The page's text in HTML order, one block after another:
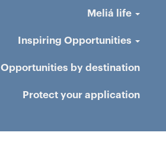
Meliá life
Inspiring Opportunities
Opportunities by destination
Protect your application